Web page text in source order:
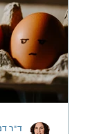
ד"ר